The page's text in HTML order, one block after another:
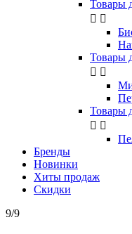
Товары
 
Товары
 
Товары
 
Бренды
Новинки
Хиты продаж
Скидки
9/9